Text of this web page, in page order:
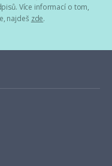
Více informací o tom,
najdeš zde.